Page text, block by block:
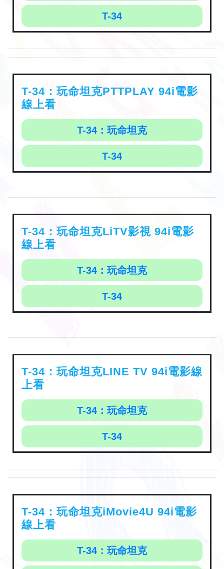
T-34
T-34：玩命坦克PTTPLAY 94i電影
線上看
T-34：玩命坦克
T-34
T-34：玩命坦克LiTV影視 94i電影
線上看
T-34：玩命坦克
T-34
T-34：玩命坦克LINE TV 94i電影線
上看
T-34：玩命坦克
T-34
T-34：玩命坦克iMovie4U 94i電影
線上看
T-34：玩命坦克